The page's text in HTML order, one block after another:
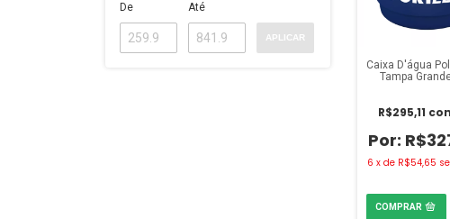
De Até
APLICAR
Caixa D'água
Tampa
R$295,11
6 x de R$54,65